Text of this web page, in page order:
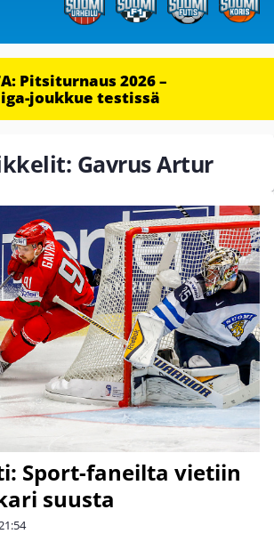
Pitsiturnaus 2026 –
joukkue testissä
Gavrus Artur
Sport-faneilta vietiin
suusta